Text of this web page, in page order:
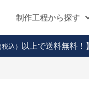
制作工程から探す
込） 以上で送料無料！】